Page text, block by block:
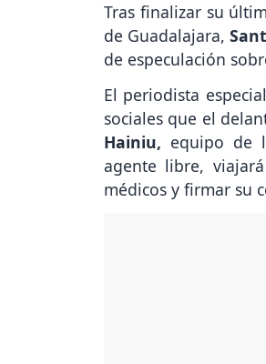
Tras finalizar su
de Guadalajara,
de especulación
El periodista
sociales que el
Hainiu, equipo de
agente libre,
médicos y firmar su